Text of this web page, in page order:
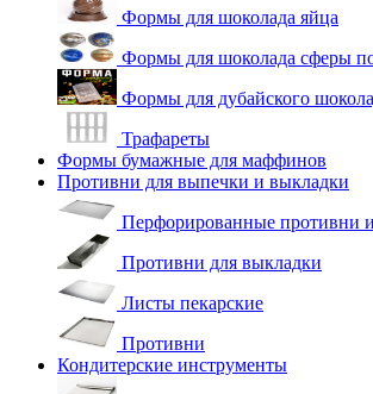
Формы для шоколада яйца
Формы для шоколада сферы
Формы для дубайского
Трафареты
Формы бумажные для маффинов
Противни для выпечки и выкладки
Перфорированные противни
Противни для выкладки
Листы пекарские
Противни
Кондитерские инструменты